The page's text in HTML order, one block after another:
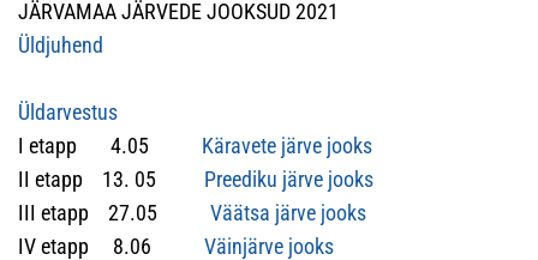
JÄRVAMAA JÄRVEDE JOOKSUD 2021
Üldjuhend
Üldarvestus
I etapp 4.05 Käravete järve jooks
II etapp 13. 05
Preediku järve jooks
III etapp 27.05
Väätsa järve jooks
IV etapp 8.06 Väinjärve jooks